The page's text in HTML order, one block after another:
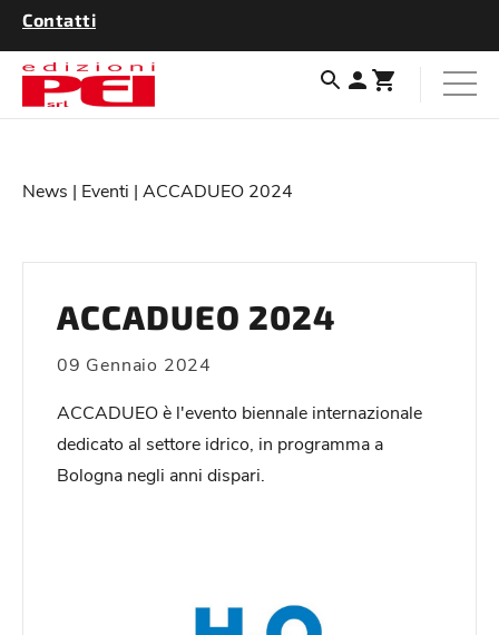
Contatti
News | Eventi | ACCADUEO 2024
ACCADUEO 2024
09 Gennaio 2024
ACCADUEO è l'evento biennale internazionale
dedicato al settore idrico, in programma a
Bologna negli anni dispari.